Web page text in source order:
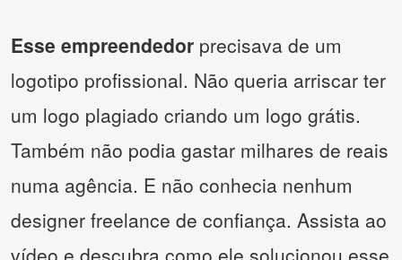
Esse empreendedor precisava de um
logotipo profissional. Não queria arriscar ter
um logo plagiado criando um logo grátis.
Também não podia gastar milhares de reais
numa agência. E não conhecia nenhum
designer freelance de confiança. Assista ao